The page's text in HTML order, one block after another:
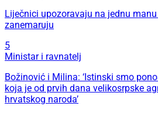
Liječnici upozoravaju na jednu
zanemaruju
5
Ministar i ravnatelj
Božinović i Milina: ‘Istinski smo
koja je od prvih dana velikosrpske
hrvatskog naroda’